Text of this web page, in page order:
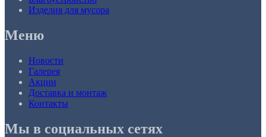
Изделия для мусора
Меню
Новости
Галерея
Акции
Доставка и монтаж
Контакты
Мы в социальных сетях